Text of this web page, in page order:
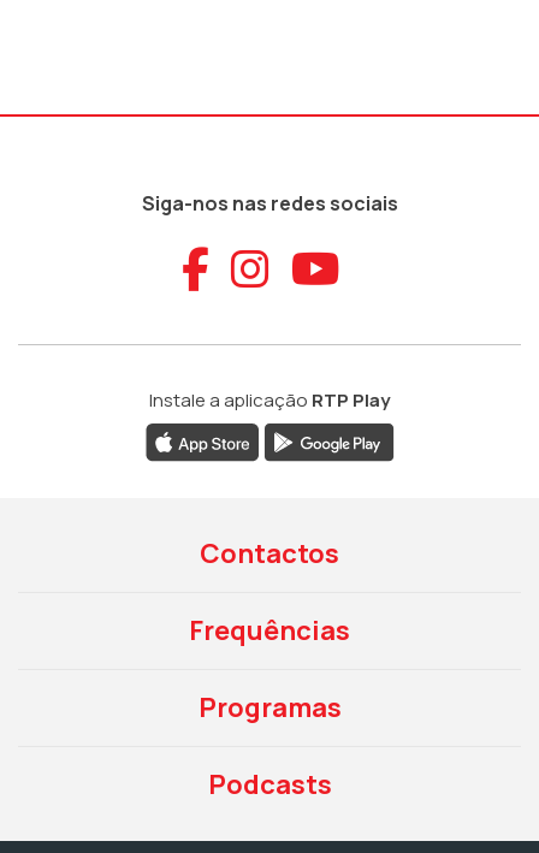
Siga-nos nas redes sociais
Aceder ao
Aceder ao
Aceder
Instale a aplicação RTP Play
Contactos
Frequências
Programas
Podcasts